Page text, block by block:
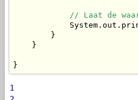
// Laat de
        }
    }
}
1